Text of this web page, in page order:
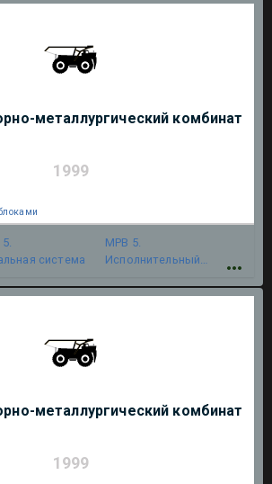
металлургический комбинат
1999
5.
система
МРВ 5.
Исполнительный
металлургический комбинат
1999